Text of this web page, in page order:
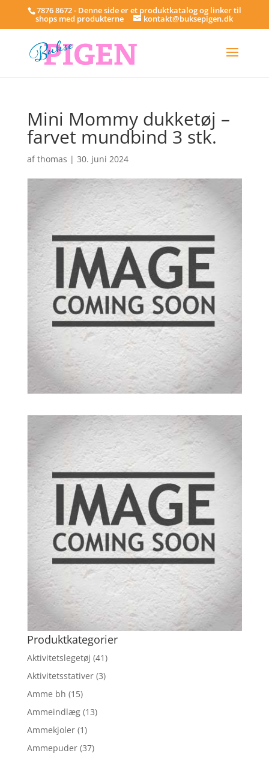
7876 8672 - Denne side er et produktkatalog og linker til
shops med produkterne kontakt@buksepigen.dk
Mini Mommy dukketøj –
farvet mundbind 3 stk.
afthomas | 30. juni 2024
Produktkategorier
Aktivitetslegetøj (41)
Aktivitetsstativer (3)
Amme bh (15)
Ammeindlæg (13)
Ammekjoler (1)
Ammepuder (37)